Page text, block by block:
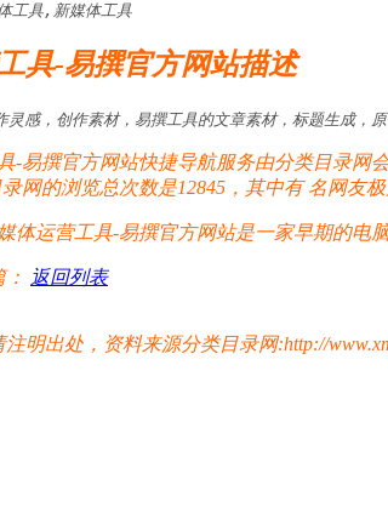
工具,新媒体工具
具-易撰官方网站描述
感，创作素材，易撰工具的文章素材，标题生成，
易撰官方网站快捷导航服务由分类目录网
网的浏览总次数是12845，其中有名网友极
运营工具-易撰官方网站是一家早期的电脑
返回列表
明出处，资料来源分类目录网:http://